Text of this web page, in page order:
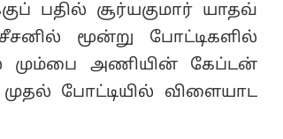
பதில் சூர்யகுமார் யாதவ்
மூன்று போட்டிகளில்
மும்பை அணியின் கேப்டன்
போட்டியில் விளையாட